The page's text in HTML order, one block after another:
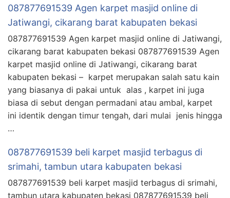
087877691539 Agen karpet masjid online di
Jatiwangi, cikarang barat kabupaten bekasi
087877691539 Agen karpet masjid online di Jatiwangi,
cikarang barat kabupaten bekasi 087877691539 Agen
karpet masjid online di Jatiwangi, cikarang barat
kabupaten bekasi – karpet merupakan salah satu kain
yang biasanya di pakai untuk alas , karpet ini juga
biasa di sebut dengan permadani atau ambal, karpet
ini identik dengan timur tengah, dari mulai jenis hingga
…
087877691539 beli karpet masjid terbagus di
srimahi, tambun utara kabupaten bekasi
087877691539 beli karpet masjid terbagus di srimahi,
tambun utara kabupaten bekasi 087877691539 beli